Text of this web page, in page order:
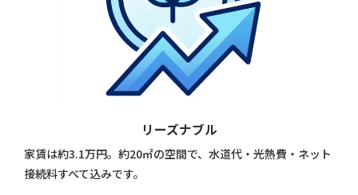
リーズナブル
家賃は約3.1万円。約20㎡の空間で、水道代・光熱費・ネット
接続料すべて込みです。